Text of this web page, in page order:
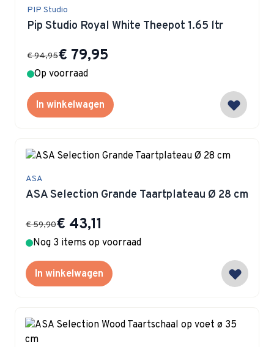
PIP Studio
Pip Studio Royal White Theepot 1.65 ltr
Special Price
€ 79,95
€ 94,95
Op voorraad
In winkelwagen
ASA
ASA Selection Grande Taartplateau Ø 28 cm
Special Price
€ 43,11
€ 59,90
Nog 3 items op voorraad
In winkelwagen